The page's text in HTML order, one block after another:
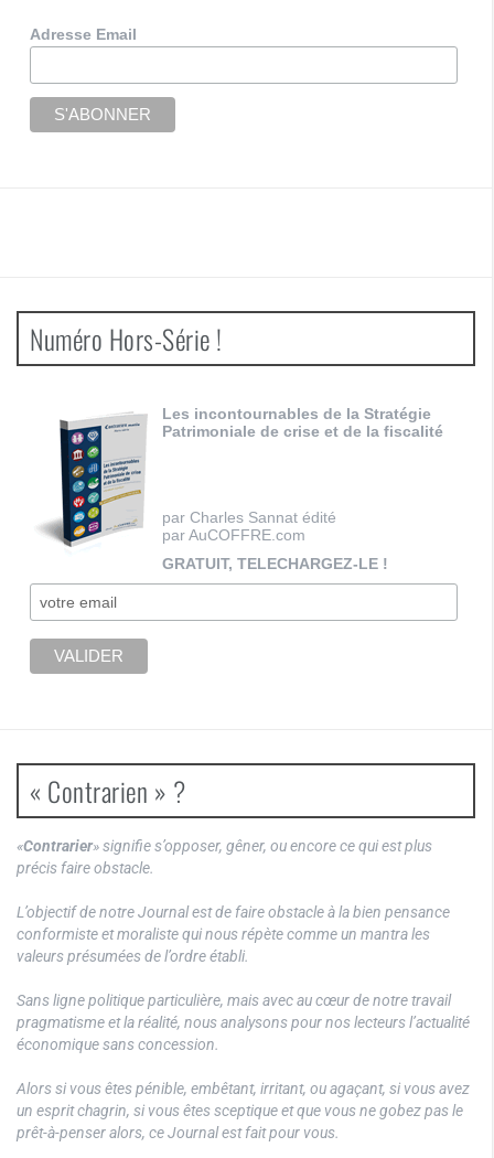
Adresse Email
Numéro Hors-Série !
Les incontournables de la Stratégie
Patrimoniale de crise et de la fiscalité
par Charles Sannat édité
par AuCOFFRE.com
GRATUIT, TELECHARGEZ-LE !
« Contrarien » ?
«Contrarier» signifie s’opposer, gêner, ou encore ce qui est plus
précis faire obstacle.
L’objectif de notre Journal est de faire obstacle à la bien pensance
conformiste et moraliste qui nous répète comme un mantra les
valeurs présumées de l’ordre établi.
Sans ligne politique particulière, mais avec au cœur de notre travail
pragmatisme et la réalité, nous analysons pour nos lecteurs l’actualité
économique sans concession.
Alors si vous êtes pénible, embêtant, irritant, ou agaçant, si vous avez
un esprit chagrin, si vous êtes sceptique et que vous ne gobez pas le
prêt-à-penser alors, ce Journal est fait pour vous.